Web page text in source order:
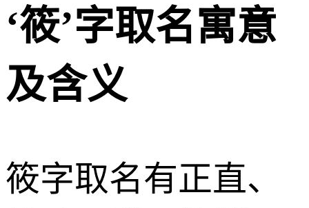
‘筱’字取名寓意
及含义
筱字取名有正直、